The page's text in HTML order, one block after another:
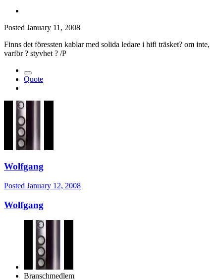
Posted January 11, 2008
Finns det föressten kablar med solida ledare i hifi träsket? om inte,
varför ? styvhet ? /P
Quote
Wolfgang
Posted January 12, 2008
Wolfgang
Branschmedlem